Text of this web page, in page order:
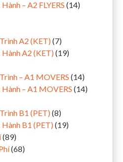
– A2 FLYERS (14)
A2 (KET) (7)
A2 (KET) (19)
– A1 MOVERS (14)
– A1 MOVERS (14)
B1 (PET) (8)
B1 (PET) (19)
(89)
(68)